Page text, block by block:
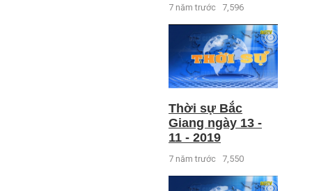
7 năm trước 7,596
Thời sự Bắc
Giang ngày 13 -
11 - 2019
7 năm trước 7,550